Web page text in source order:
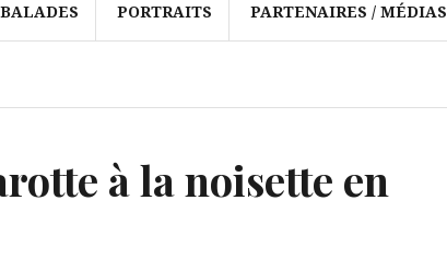
BALADES PORTRAITS PARTENAIRES / MÉDIAS
à la noisette en